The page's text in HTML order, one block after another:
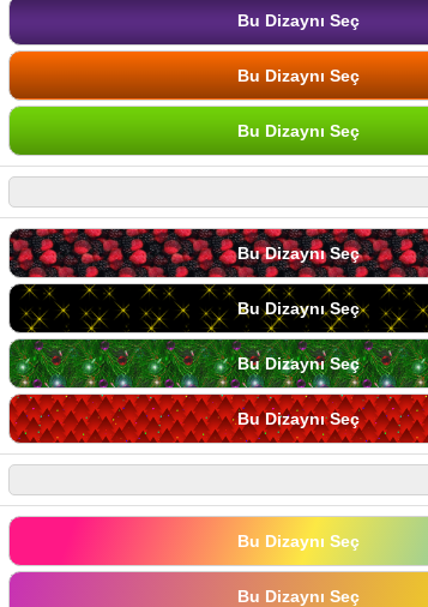
Bu Dizaynı Seç
Bu Dizaynı Seç
Bu Dizaynı Seç
Bu Dizaynı Seç
Bu Dizaynı Seç
Bu Dizaynı Seç
Bu Dizaynı Seç
Bu Dizaynı Seç
Bu Dizaynı Seç